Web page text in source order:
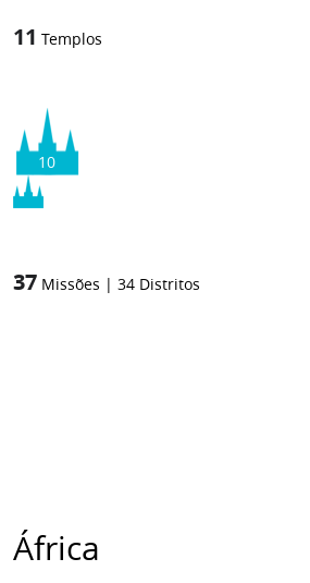
11 Templos
10
37 Missões | 34 Distritos
África